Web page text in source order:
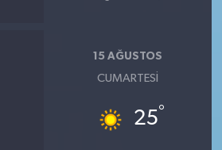
15 AĞUSTOS
CUMARTESI
25°